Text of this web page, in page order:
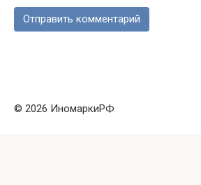
© 2026 ИномаркиРФ